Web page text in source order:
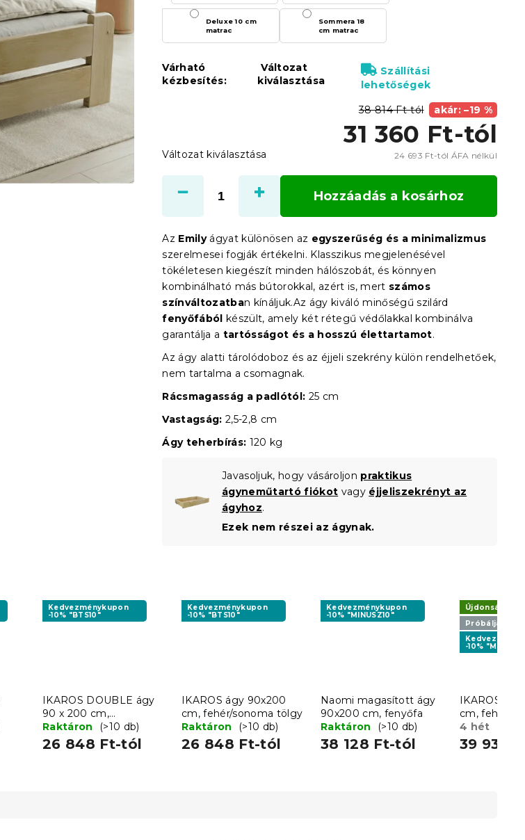
38 814 Ft-tól akár: –19 %
31 360 Ft-tól
24 693 Ft-tól ÁFA nélkül
Változat kiválasztása
Deluxe 10 cm
matrac
Sommera 18
cm matrac
Várható
kézbesítés:
Változat
kiválasztása
Szállítási
lehetőségek
Hozzáadás a kosárhoz
Az Emilyágyat különösen az egyszerűség és a minimalizmus
szerelmesei fogják értékelni. Klasszikus megjelenésével
tökéletesen kiegészít minden hálószobát, és könnyen
kombinálható más bútorokkal, azért is, mert számos
színváltozatban kínáljuk.Az ágy kiváló minőségű szilárd
fenyőfából készült, amely két rétegű védőlakkal kombinálva
garantálja a tartósságot és a hosszú élettartamot.
Az ágy alatti tárolódoboz és az éjjeli szekrény külön rendelhetőek,
nem tartalma a csomagnak.
Rácsmagasság a padlótól: 25 cm
Vastagság: 2,5-2,8 cm
Ágy teherbírás: 120 kg
Javasoljuk, hogy vásároljon praktikus
ágyneműtartó fiókot vagy éjjeliszekrényt az
ágyhoz.
Ezek nem részei az ágynak.
Kedvezménykupon
-10% "BTS10"
IKAROS DOUBLE ágy
90 x 200 cm,
fehér/sonoma tölgy
Raktáron (>10 db)
26 848 Ft-tól
Kedvezménykupon
-10% "BTS10"
IKAROS ágy 90x200
cm, fehér/sonoma tölgy
Raktáron
(>10 db)
26 848 Ft-tól
Kedvezménykupon
-10% "MINUSZ10"
Naomi magasított ágy
90x200 cm, fenyőfa
Raktáron
(>10 db)
38 128 Ft-tól
Újdonság
Próbálja ki
-10%
IKAROS
cm, fehér/
4 hét
39 933